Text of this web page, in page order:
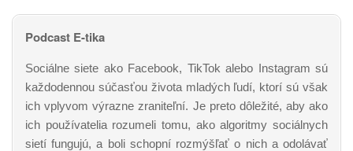
Podcast E-tika
Sociálne siete ako Facebook, TikTok alebo Instagram sú
každodennou súčasťou života mladých ľudí, ktorí sú však
ich vplyvom výrazne zraniteľní. Je preto dôležité, aby ako
ich používatelia rozumeli tomu, ako algoritmy sociálnych
sietí fungujú, a boli schopní rozmýšľať o nich a odolávať